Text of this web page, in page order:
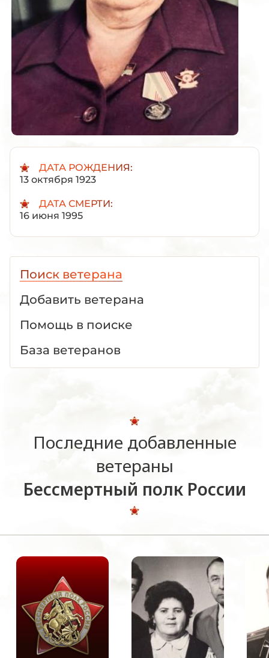
ДАТА РОЖДЕНИЯ:
13 октября 1923
ДАТА СМЕРТИ:
16 июня 1995
Поиск ветерана
Добавить ветерана
Помощь в поиске
База ветеранов
Последние добавленные
ветераны
Бессмертный полк России